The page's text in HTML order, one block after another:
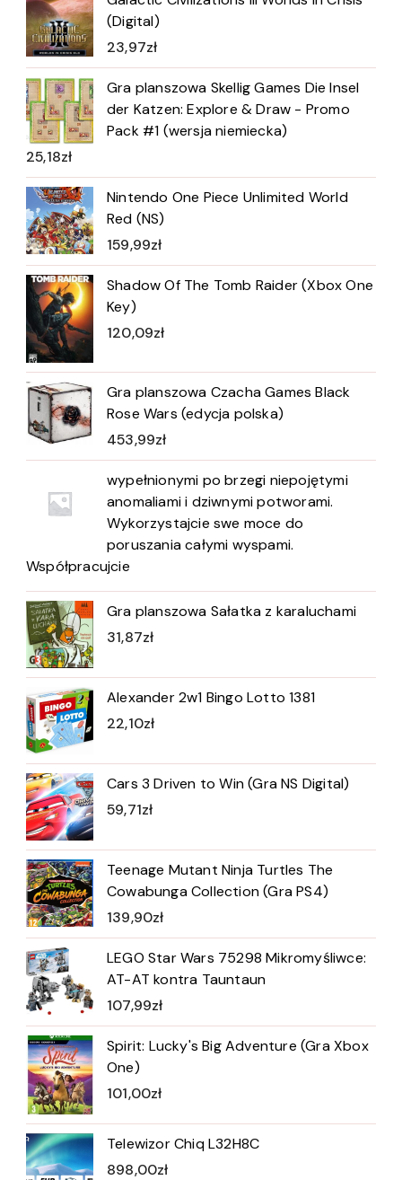
(Digital)
23,97zł
Gra planszowa Skellig Games Die Insel
der Katzen: Explore & Draw - Promo
Pack #1 (wersja niemiecka)
25,18zł
Nintendo One Piece Unlimited World
Red (NS)
159,99zł
Shadow Of The Tomb Raider (Xbox One
Key)
120,09zł
Gra planszowa Czacha Games Black
Rose Wars (edycja polska)
453,99zł
wypełnionymi po brzegi niepojętymi
anomaliami i dziwnymi potworami.
Wykorzystajcie swe moce do
poruszania całymi wyspami.
Współpracujcie
Gra planszowa Sałatka z karaluchami
31,87zł
Alexander 2w1 Bingo Lotto 1381
22,10zł
Cars 3 Driven to Win (Gra NS Digital)
59,71zł
Teenage Mutant Ninja Turtles The
Cowabunga Collection (Gra PS4)
139,90zł
LEGO Star Wars 75298 Mikromyśliwce:
AT-AT kontra Tauntaun
107,99zł
Spirit: Lucky's Big Adventure (Gra Xbox
One)
101,00zł
Telewizor Chiq L32H8C
898,00zł